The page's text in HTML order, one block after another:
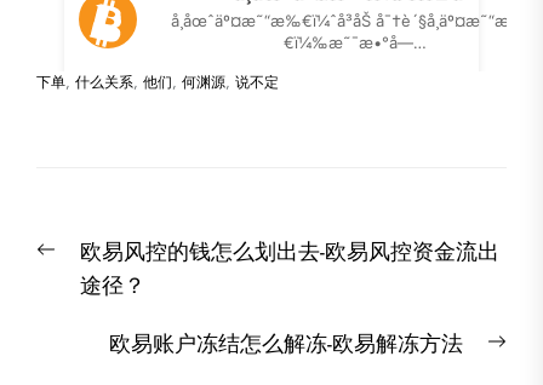
下单, 什么关系, 他们, 何渊源, 说不定
章
Previous欧易风控的钱怎么划出去-欧易风控资金流出
途径？
欧易账户冻结怎么解冻-欧易解冻方法